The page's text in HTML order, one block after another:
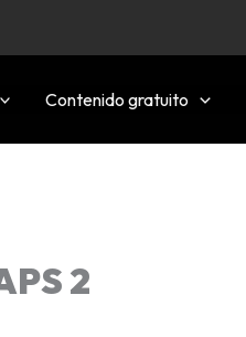
Contenido gratuito
2